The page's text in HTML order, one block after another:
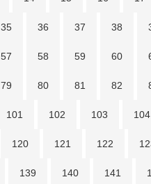
35 36 37 38
57 58 59 60
79 80 81 82
101 102 103 104
120 121 122
139 140 141